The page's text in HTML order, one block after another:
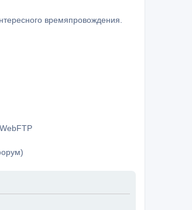
времяпровождения.